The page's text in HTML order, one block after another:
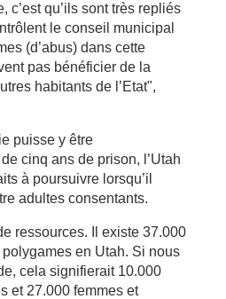
c’est qu’ils sont très repliés
le conseil municipal
(d’abus) dans cette
pas bénéficier de la
habitants de l’Etat",
puisse y être
cinq ans de prison, l’Utah
à poursuivre lorsqu’il
adultes consentants.
ressources. Il existe 37.000
en Utah. Si nous
cela signifierait 10.000
et 27.000 femmes et